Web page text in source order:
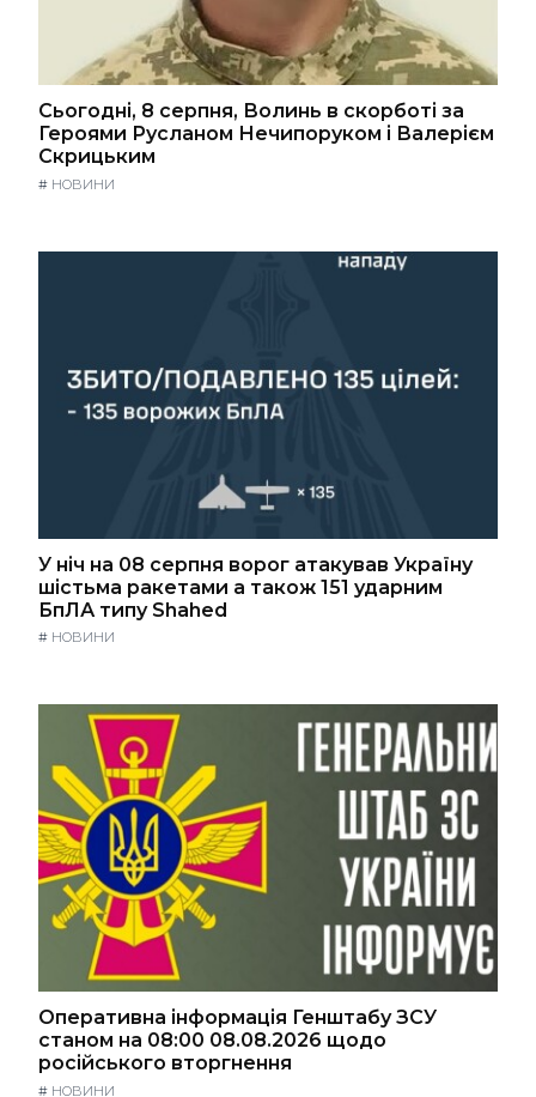
Сьогодні, 8 серпня, Волинь в скорботі за
Героями Русланом Нечипоруком і Валерієм
Скрицьким
# НОВИНИ
У ніч на 08 серпня ворог атакував Україну
шістьма ракетами а також 151 ударним
БпЛА типу Shahed
# НОВИНИ
Оперативна інформація Генштабу ЗСУ
станом на 08:00 08.08.2026 щодо
російського вторгнення
# НОВИНИ